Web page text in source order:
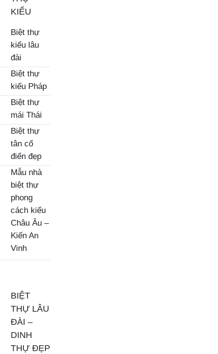
KIỂU
Biệt thự
kiểu lâu
đài
Biệt thự
kiểu Pháp
Biệt thự
mái Thái
Biệt thự
tân cổ
điển đẹp
Mẫu nhà
biệt thự
phong
cách kiểu
Châu Âu –
Kiến An
Vinh
BIỆT
THỰ LÂU
ĐÀI –
DINH
THỰ ĐẸP